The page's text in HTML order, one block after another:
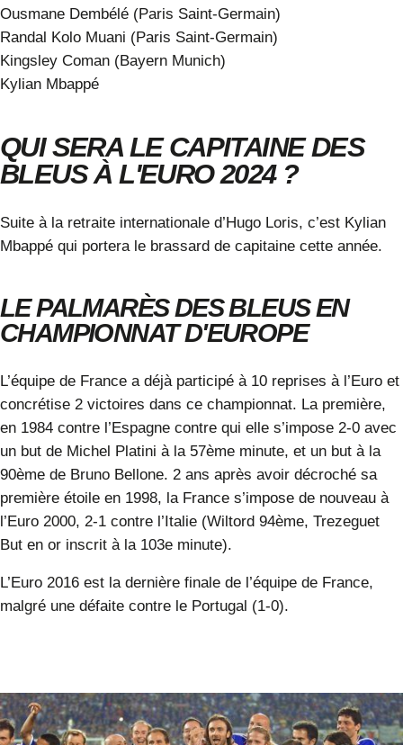
Ousmane Dembélé (Paris Saint-Germain)
Randal Kolo Muani (Paris Saint-Germain)
Kingsley Coman (Bayern Munich)
Kylian Mbappé
QUI SERA LE CAPITAINE DES
BLEUS À L'EURO 2024 ?
Suite à la retraite internationale d’Hugo Loris, c’est Kylian
Mbappé qui portera le brassard de capitaine cette année.
LE PALMARÈS DES BLEUS EN
CHAMPIONNAT D'EUROPE
L’équipe de France a déjà participé à 10 reprises à l’Euro et
concrétise 2 victoires dans ce championnat. La première,
en 1984 contre l’Espagne contre qui elle s’impose 2-0 avec
un but de Michel Platini à la 57ème minute, et un but à la
90ème de Bruno Bellone. 2 ans après avoir décroché sa
première étoile en 1998, la France s’impose de nouveau à
l’Euro 2000, 2-1 contre l’Italie (Wiltord 94ème, Trezeguet
But en or inscrit à la 103e minute).
L’Euro 2016 est la dernière finale de l’équipe de France,
malgré une défaite contre le Portugal (1-0).